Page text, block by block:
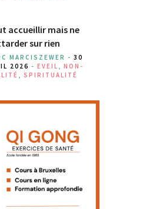
accueillir mais ne
sur rien
MARCISZEWER - 30
2026 - EVEIL
NON-
SPIRITUALITÉ